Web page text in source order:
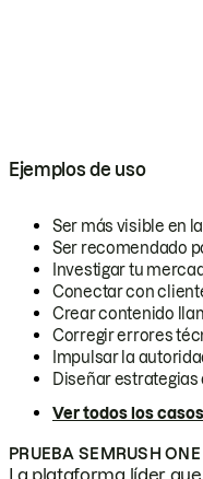
Ejemplos de uso
Ser más visible en
Ser recomendado
Investigar tu
Conectar con
Crear contenido
Corregir errores
Impulsar la
Diseñar
Ver todos los
PRUEBA SEMRUSH
La plataforma líder